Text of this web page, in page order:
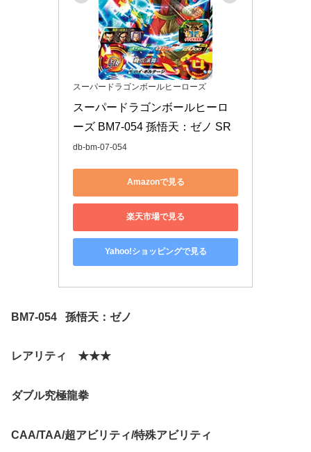
スーパードラゴンボールヒーローズ
スーパードラゴンボールヒーロ
ーズ BM7-054 孫悟天：ゼノ SR
db-bm-07-054
Amazonで見る
楽天市場で見る
Yahoo!ショッピングで見る
BM7-054 孫悟天：ゼノ
レアリティ ★★★
ダブル究極龍拳
CAA/TAA/超アビリティ/特殊アビリティ